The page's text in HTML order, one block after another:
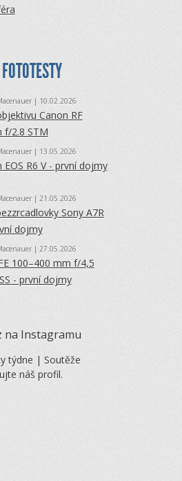
| 10.02.2026
Canon RF
f/2.8 STM
| 13.05.2026
EOS R6 V - první dojmy
| 21.05.2026
Sony A7R
dojmy
| 27.05.2026
100–400 mm f/4,5
- první dojmy
na Instagramu
týdne | Soutěže
náš profil.